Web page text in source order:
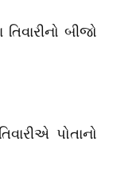
બીજો
પોતાનો